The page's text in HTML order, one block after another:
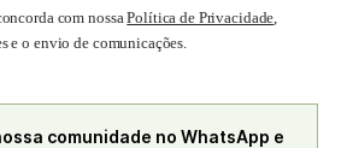
com nossaPolítica de Privacidade,
e o envio de comunicações.
comunidade no WhatsApp e